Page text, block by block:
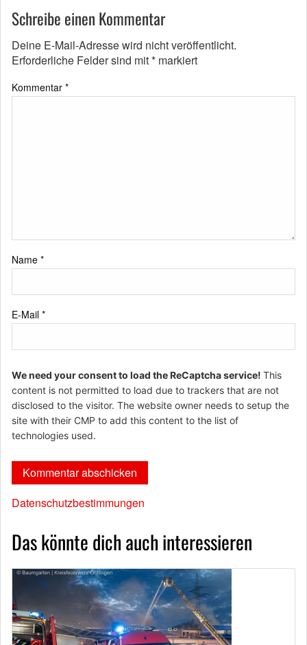
Schreibe einen Kommentar
Deine E-Mail-Adresse wird nicht veröffentlicht.
Erforderliche Felder sind mit* markiert
Kommentar *
Name *
E-Mail *
We need your consent to load the ReCaptcha service! This
content is not permitted to load due to trackers that are not
disclosed to the visitor. The website owner needs to setup the
site with their CMP to add this content to the list of
technologies used.
Datenschutzbestimmungen
Das könnte dich auch interessieren